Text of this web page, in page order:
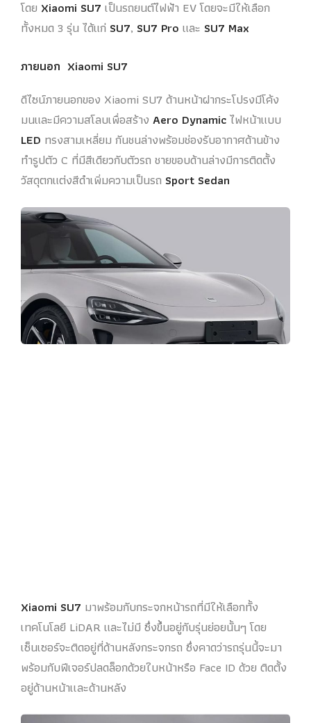
โดย Xiaomi SU7 เป็นรถยนต์ไฟฟ้า EV โดยจะมีให้เลือก
ทั้งหมด 3 รุ่น ได้แก่ SU7, SU7 Pro และ SU7 Max
ภายนอก Xiaomi SU7
ดีไซน์ภายนอกของ Xiaomi SU7 ด้านหน้าฝากระโปรงมีโค้ง
มนและมีความสโลบเพื่อสร้าง Aero Dynamicไฟหน้าแบบ
LED ทรงสามเหลี่ยม กันชนล่างพร้อมช่องรับอากาศด้านข้าง
ทำรูปตัว C ที่มีสีเดียวกับตัวรถ ชายขอบด้านล่างมีการติดตั้ง
วัสดุตกแต่งสีดำเพิ่มความเป็นรถ Sport Sedan
Xiaomi SU7 มาพร้อมกับกระจกหน้ารถที่มีให้เลือกทั้ง
เทคโนโลยี LiDAR และไม่มี ซึ่งขึ้นอยู่กับรุ่นย่อยนั้นๆ โดย
เซ็นเซอร์จะติดอยู่ที่ด้านหลังกระจกรถ ซึ่งคาดว่ารถรุ่นนี้จะมา
พร้อมกับฟีเจอร์ปลดล็อกด้วยใบหน้าหรือ Face ID ด้วย ติดตั้ง
อยู่ด้านหน้าเเละด้านหลัง